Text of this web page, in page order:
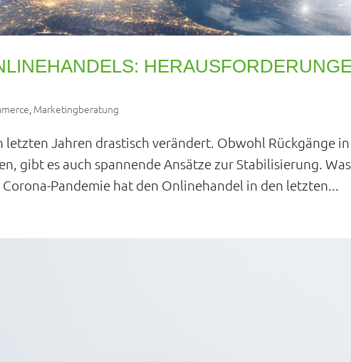
Marketingberatung
letzten Jahren drastisch verändert. Obwohl Rückgänge in
gibt es auch spannende Ansätze zur Stabilisierung. Was
Pandemie hat den Onlinehandel in den letzten...